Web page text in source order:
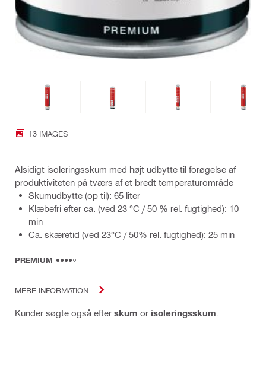
13 IMAGES
Alsidigt isoleringsskum med højt udbytte til forøgelse af
produktiviteten på tværs af et bredt temperaturområde
Skumudbytte (op til): 65 liter
Klæbefri efter ca. (ved 23 °C / 50 % rel. fugtighed): 10
min
Ca. skæretid (ved 23°C / 50% rel. fugtighed): 25 min
PREMIUM
MERE INFORMATION
Kunder søgte også efter skum or isoleringsskum